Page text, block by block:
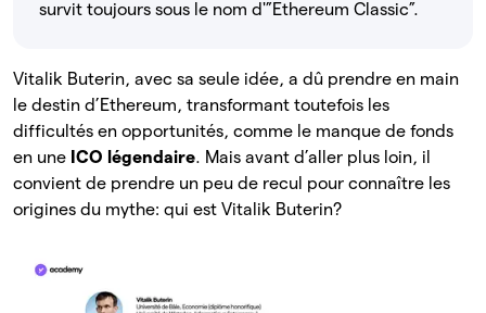
survit toujours sous le nom d'”Ethereum Classic”.
Vitalik Buterin, avec sa seule idée, a dû prendre en main
le destin d’Ethereum, transformant toutefois les
difficultés en opportunités, comme le manque de fonds
en une ICO légendaire. Mais avant d’aller plus loin, il
convient de prendre un peu de recul pour connaître les
origines du mythe: qui est Vitalik Buterin?